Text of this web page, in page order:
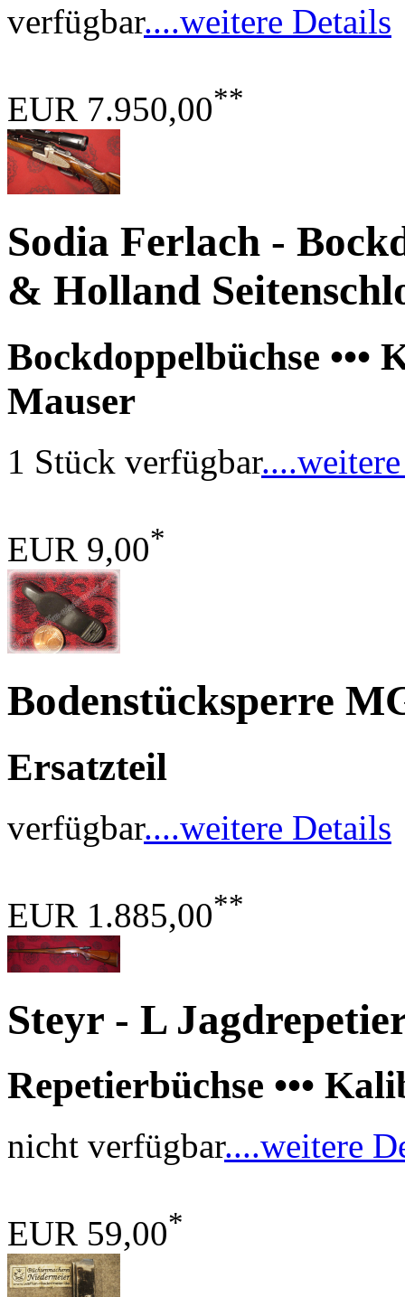
verfügbar....weitere Details
EUR 7.950,00**
Sodia Ferlach -
& Holland
Bockdoppelbüchse •••
Mauser
1 Stück verfügbar
EUR 9,00*
Bodenstücksperre
Ersatzteil
verfügbar....weitere Details
EUR 1.885,00**
Steyr - L
Repetierbüchse •••
nicht verfügbar....weitere
EUR 59,00*